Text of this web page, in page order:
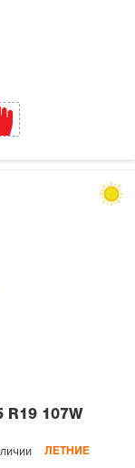
R19 107W
ЛЕТНИЕ